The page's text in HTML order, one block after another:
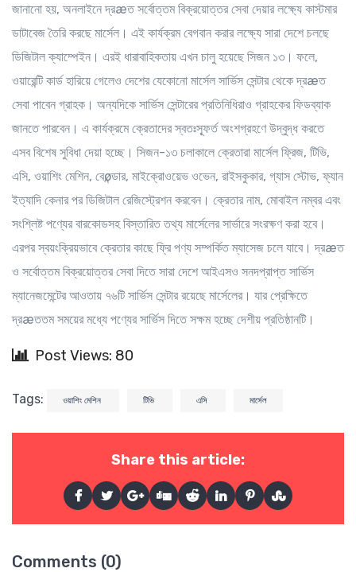
জানানো হয়, অনলাইনে দ্রæত সর্বোত্তম বিক্রয়োত্তর সেবা দেয়ার লক্ষ্যে কাস্টমার
ডাটাবেজ তৈরি করছে মার্সেল। এই কার্যক্রম বেগবান করার লক্ষ্যে সারা দেশে চলছে
ডিজিটাল ক্যাম্পেইন। এরই ধারাবাহিকতায় এখন চালু হয়েছে সিজন ১৩। ফলে,
ওয়ারেন্টি কার্ড হারিয়ে গেলেও দেশের যেকোনো মার্সেল সার্ভিস সেন্টার থেকে দ্রæত
সেবা পাবেন গ্রাহক। অন্যদিকে সার্ভিস সেন্টারের প্রতিনিধিরাও গ্রাহকের ফিডব্যাক
জানতে পারবেন। এ কার্যক্রমে ক্রেতাদের স্বতঃস্ফূর্ত অংশগ্রহণে উদ্বুদ্ধ করতে
এসব বিশেষ সুবিধা দেয়া হচ্ছে। সিজন-১৩ চলাকালে ক্রেতারা মার্সেল ফ্রিজ, টিভি,
এসি, ওয়াশিং মেশিন, বেøন্ডার, মাইক্রোওয়েভ ওভেন, রাইসকুকার, গ্যাস স্টোভ, ফ্যান
ইত্যাদি কেনার পর ডিজিটাল রেজিস্ট্রেশন করবেন। ক্রেতার নাম, মোবাইল নম্বর এবং
সংশ্লিষ্ট পণ্যের বারকোডসহ বিস্তারিত তথ্য মার্সেলের সার্ভারে সংরক্ষণ করা হবে।
এরপর স্বয়ংক্রিয়ভাবে ক্রেতার কাছে ফ্রি পণ্য সম্পর্কিত ম্যাসেজ চলে যাবে। দ্রæত
ও সর্বোত্তম বিক্রয়োত্তর সেবা দিতে সারা দেশে আইএসও সনদপ্রাপ্ত সার্ভিস
ম্যানেজমেন্টের আওতায় ৭৬টি সার্ভিস সেন্টার রয়েছে মার্সেলের। যার প্রেক্ষিতে
দ্রæততম সময়ের মধ্যে পণ্যের সার্ভিস দিতে সক্ষম হচ্ছে দেশীয় প্রতিষ্ঠানটি।
Post Views: 80
Tags: ওয়াশিং মেশিন টিভি এসি মার্সেল
Share this article:
Comments (0)